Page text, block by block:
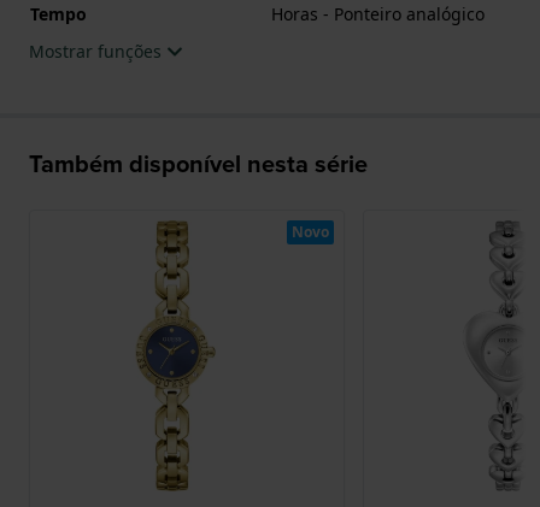
Tempo
Horas - Ponteiro analógico
Mostrar funções
Também disponível nesta série
Novo